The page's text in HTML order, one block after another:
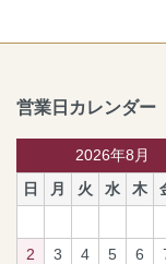
営業日カレンダー
2026年8月
日
月 火 水 木
2
3 4 5 6